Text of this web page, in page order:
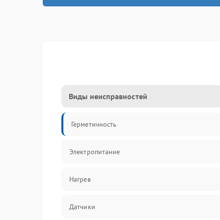
Виды неисправностей
Герметичность
Электропитание
Нагрев
Датчики